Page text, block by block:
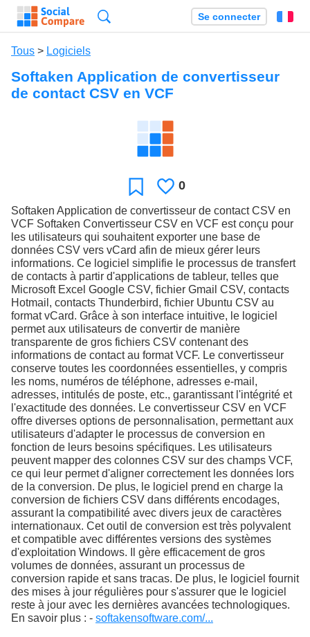
Se connecter
Tous > Logiciels
Softaken Application de convertisseur
de contact CSV en VCF
Favori J'aime
0
Softaken Application de convertisseur de contact CSV en
VCF Softaken Convertisseur CSV en VCF est conçu pour
les utilisateurs qui souhaitent exporter une base de
données CSV vers vCard afin de mieux gérer leurs
informations. Ce logiciel simplifie le processus de transfert
de contacts à partir d'applications de tableur, telles que
Microsoft Excel Google CSV, fichier Gmail CSV, contacts
Hotmail, contacts Thunderbird, fichier Ubuntu CSV au
format vCard. Grâce à son interface intuitive, le logiciel
permet aux utilisateurs de convertir de manière
transparente de gros fichiers CSV contenant des
informations de contact au format VCF. Le convertisseur
conserve toutes les coordonnées essentielles, y compris
les noms, numéros de téléphone, adresses e-mail,
adresses, intitulés de poste, etc., garantissant l'intégrité et
l'exactitude des données. Le convertisseur CSV en VCF
offre diverses options de personnalisation, permettant aux
utilisateurs d'adapter le processus de conversion en
fonction de leurs besoins spécifiques. Les utilisateurs
peuvent mapper des colonnes CSV sur des champs VCF,
ce qui leur permet d'aligner correctement les données lors
de la conversion. De plus, le logiciel prend en charge la
conversion de fichiers CSV dans différents encodages,
assurant la compatibilité avec divers jeux de caractères
internationaux. Cet outil de conversion est très polyvalent
et compatible avec différentes versions des systèmes
d'exploitation Windows. Il gère efficacement de gros
volumes de données, assurant un processus de
conversion rapide et sans tracas. De plus, le logiciel fournit
des mises à jour régulières pour s'assurer que le logiciel
reste à jour avec les dernières avancées technologiques.
En savoir plus : - softakensoftware.com/...